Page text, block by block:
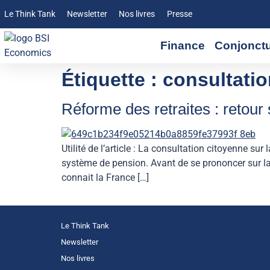
Le Think Tank Newsletter Nos livres Presse
Finance
Étiquette :
Réforme des retraites :
Utilité de l’article : La consultation citoyenne sur
système de pension. Avant de se prononcer sur
connait la France […]
Le Think Tank
Newsletter
Nos livres